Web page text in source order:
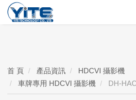
YITE Technology
首 頁 產品資訊
HDCVI 攝影機
車牌專用 HDCVI 攝影機
DH-